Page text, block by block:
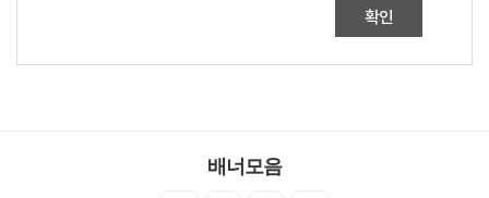
확인
배너모음